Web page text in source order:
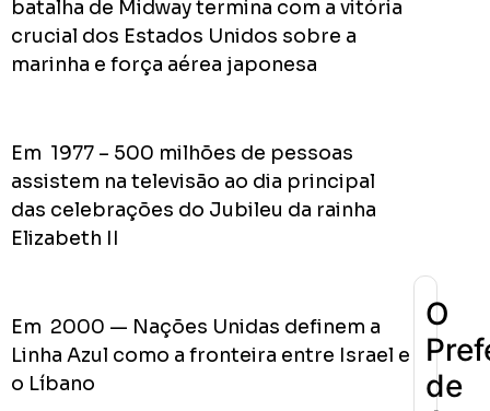
batalha de Midway termina com a vitória
crucial dos Estados Unidos sobre a
marinha e força aérea japonesa
Em 1977 – 500 milhões de pessoas
assistem na televisão ao dia principal
das celebrações do Jubileu da rainha
Elizabeth II
Em 2000 — Nações Unidas definem a
Linha Azul como a fronteira entre Israel e
o Líbano
Não
Cumpriu:
O
de